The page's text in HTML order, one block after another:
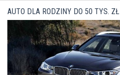
AUTO DLA RODZINY DO 50 TYS. ZŁ